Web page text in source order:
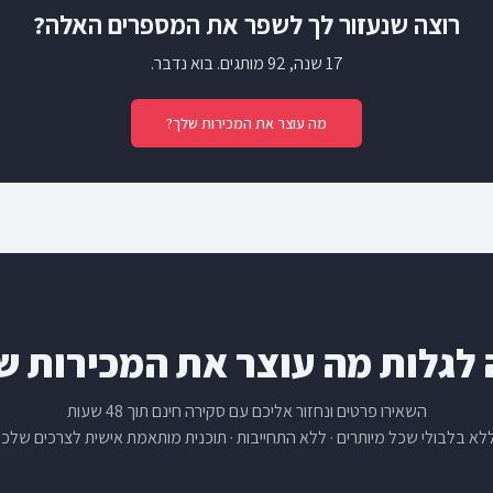
רוצה שנעזור לך לשפר את המספרים האלה?
17 שנה, 92 מותגים. בוא נדבר.
מה עוצר את המכירות שלך?
לגלות מה עוצר את המכירות
השאירו פרטים ונחזור אליכם עם סקירה חינם תוך 48 שעות
בלבולי שכל מיותרים · ללא התחייבות · תוכנית מותאמת אישית לצרכים